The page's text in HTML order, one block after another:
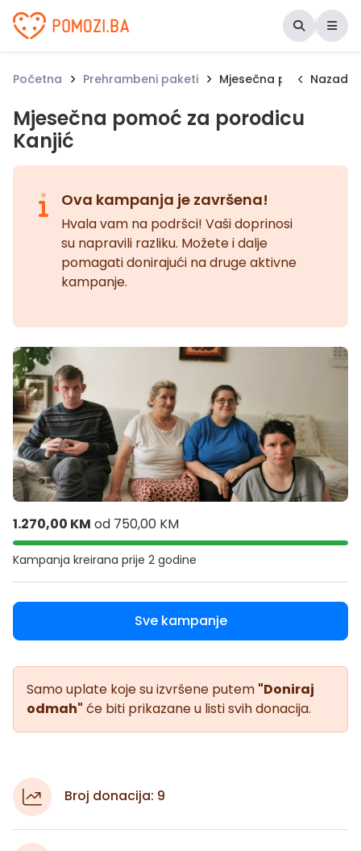
Udruženje Pomozi.ba
Početna Prehrambeni paketi Mjesečna pomoć za
Nazad
Mjesečna pomoć za porodicu
Kanjić
Ova kampanja je završena!
Hvala vam na podršci! Vaši doprinosi
su napravili razliku. Možete i dalje
pomagati donirajući na druge aktivne
kampanje.
1.270,00 KM od 750,00 KM
Kampanja kreirana prije 2 godine
Sve kampanje
Samo uplate koje su izvršene putem "Doniraj
odmah" će biti prikazane u listi svih donacija.
Broj donacija: 9